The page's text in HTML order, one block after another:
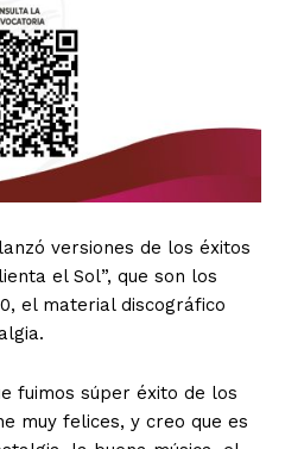
versiones de los éxitos
el Sol”, que son los
el material discográfico
fuimos súper éxito de los
muy felices, y creo que es